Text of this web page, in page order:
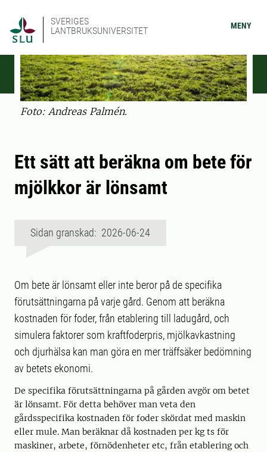
SVERIGES
LANTBRUKSUNIVERSITET
MENY
Foto: Andreas Palmén.
Ett sätt att beräkna om bete för
mjölkkor är lönsamt
Sidan granskad: 2026-06-24
Om bete är lönsamt eller inte beror på de specifika
förutsättningarna på varje gård. Genom att beräkna
kostnaden för foder, från etablering till ladugård, och
simulera faktorer som kraftfoderpris, mjölkavkastning
och djurhälsa kan man göra en mer träffsäker bedömning
av betets ekonomi.
De specifika förutsättningarna på gården avgör om betet
är lönsamt. För detta behöver man veta den
gårdsspecifika kostnaden för foder skördat med maskin
eller mule. Man beräknar då kostnaden per kg ts för
maskiner, arbete, förnödenheter etc, från etablering och